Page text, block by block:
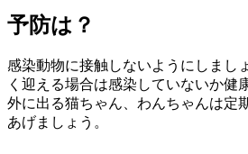
予防は？
感染動物に接触しないようにしまし
く迎える場合は感染していないか健
外に出る猫ちゃん、わんちゃんは定
あげましょう。